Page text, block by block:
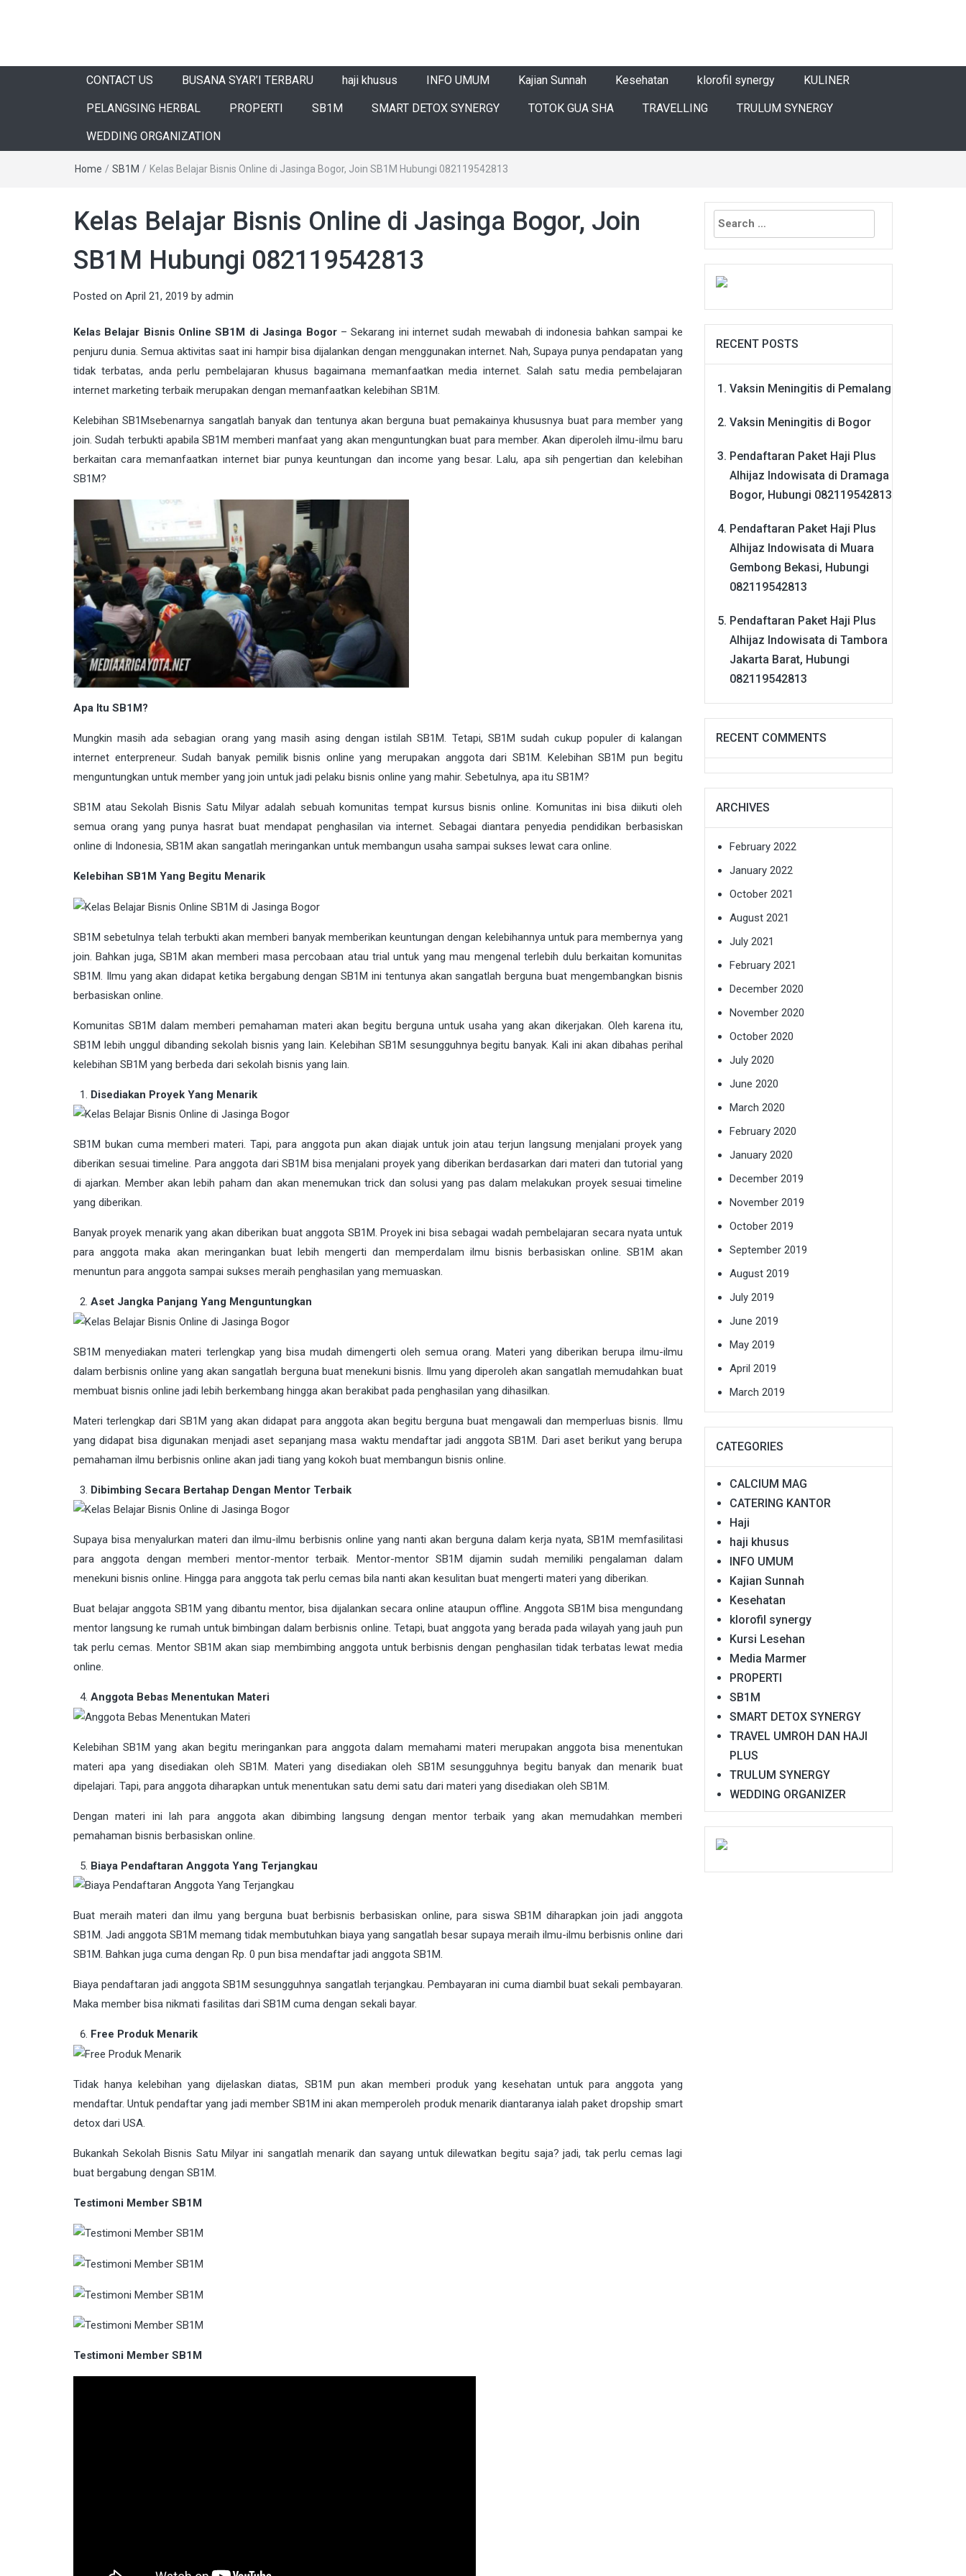
CONTACT US BUSANA SYAR’I TERBARU haji khusus INFO UMUM Kajian Sunnah Kesehatan klorofil synergy KULINER
PELANGSING HERBAL PROPERTI SB1M SMART DETOX SYNERGY TOTOK GUA SHA TRAVELLING TRULUM SYNERGY
WEDDING ORGANIZATION
Home / SB1M / Kelas Belajar Bisnis Online di Jasinga Bogor, Join SB1M Hubungi 082119542813
Kelas Belajar Bisnis Online di Jasinga Bogor, Join
SB1M Hubungi 082119542813
Posted on April 21, 2019 by admin
Kelas Belajar Bisnis Online SB1M di Jasinga Bogor– Sekarang ini internet sudah mewabah di indonesia bahkan sampai ke
penjuru dunia. Semua aktivitas saat ini hampir bisa dijalankan dengan menggunakaninternet . Nah, Supaya punya pendapatan yang
tidak terbatas, anda perlu pembelajaran khusus bagaimana memanfaatkan media internet. Salah satu media pembelajaran
internet marketing terbaik merupakan dengan memanfaatkan kelebihan SB1M
KelebihanSB1Msebenarnya sangatlah banyak dan tentunya akan berguna buat pemakainya khususnya buat para member yang
join. Sudah terbukti apabila SB1M memberi manfaat yang akan menguntungkan buat para member. Akan diperoleh ilmu-ilmu baru
berkaitan cara memanfaatkan internet biar punya keuntungan dan income yang besar. Lalu, apa sih pengertian dan kelebihan
SB1M?
Apa Itu SB1M?
Mungkin masih ada sebagian orang yang masih asing dengan istilah SB1M. Tetapi, SB1M sudah cukup populer di kalangan
internet enterpreneur. Sudah banyak pemilik bisnis online yang merupakan anggota dari SB1M. Kelebihan SB1M pun begitu
menguntungkan untuk member yang join untuk jadi pelaku bisnis online yang mahir. Sebetulnya, apa itu SB1M?
SB1M atau Sekolah Bisnis Satu Milyar adalah sebuah komunitas tempat kursus bisnis online. Komunitas ini bisa diikuti oleh
semua orang yang punya hasrat buat mendapat penghasilan via internet. Sebagai diantara penyedia pendidikan berbasiskan
online di Indonesia, SB1M akan sangatlah meringankan untuk membangun usaha sampai sukses lewat cara online.
Kelebihan SB1M Yang Begitu Menarik
SB1M sebetulnya telah terbukti akan memberi banyak memberikan keuntungan dengan kelebihannya untuk para membernya yang
join. Bahkan juga, SB1M akan memberi masa percobaan atau trial untuk yang mau mengenal terlebih dulu berkaitan komunitas
SB1M. Ilmu yang akan didapat ketika bergabung dengan SB1M ini tentunya akan sangatlah berguna buat mengembangkan bisnis
berbasiskan online.
Komunitas SB1M dalam memberi pemahaman materi akan begitu berguna untuk usaha yang akan dikerjakan. Oleh karena itu,
SB1M lebih unggul dibanding sekolah bisnis yang lain. Kelebihan SB1M sesungguhnya begitu banyak. Kali ini akan dibahas perihal
kelebihan SB1M yang berbeda dari sekolah bisnis yang lain.
Disediakan Proyek Yang Menarik
SB1M bukan cuma memberi materi. Tapi, para anggota pun akan diajak untuk join atau terjun langsung menjalani proyek yang
diberikan sesuai timeline. Para anggota dari SB1M bisa menjalani proyek yang diberikan berdasarkan dari materi dan tutorial yang
di ajarkan. Member akan lebih paham dan akan menemukan trick dan solusi yang pas dalam melakukan proyek sesuai timeline
yang diberikan.
Banyak proyek menarik yang akan diberikan buat anggota SB1M. Proyek ini bisa sebagai wadah pembelajaran secara nyata untuk
para anggota maka akan meringankan buat lebih mengerti dan memperdalam ilmu bisnis berbasiskan online. SB1M akan
menuntun para anggota sampai sukses meraih penghasilan yang memuaskan.
Aset Jangka Panjang Yang Menguntungkan
SB1M menyediakan materi terlengkap yang bisa mudah dimengerti oleh semua orang. Materi yang diberikan berupa ilmu-ilmu
dalam berbisnis online yang akan sangatlah berguna buat menekuni bisnis. Ilmu yang diperoleh akan sangatlah memudahkan buat
membuat bisnis online jadi lebih berkembang hingga akan berakibat pada penghasilan yang dihasilkan.
Materi terlengkap dari SB1M yang akan didapat para anggota akan begitu berguna buat mengawali dan memperluas bisnis. Ilmu
yang didapat bisa digunakan menjadi aset sepanjang masa waktu mendaftar jadi anggota SB1M. Dari aset berikut yang berupa
pemahaman ilmu berbisnis online akan jadi tiang yang kokoh buat membangun bisnis online.
Dibimbing Secara Bertahap Dengan Mentor Terbaik
Supaya bisa menyalurkan materi dan ilmu-ilmu berbisnis online yang nanti akan berguna dalam kerja nyata, SB1M memfasilitasi
para anggota dengan memberi mentor-mentor terbaik. Mentor-mentor SB1M dijamin sudah memiliki pengalaman dalam
menekuni bisnis online. Hingga para anggota tak perlu cemas bila nanti akan kesulitan buat mengerti materi yang diberikan.
Buat belajar anggota SB1M yang dibantu mentor, bisa dijalankan secara online ataupun offline. Anggota SB1M bisa mengundang
mentor langsung ke rumah untuk bimbingan dalam berbisnis online. Tetapi, buat anggota yang berada pada wilayah yang jauh pun
tak perlu cemas. Mentor SB1M akan siap membimbing anggota untuk berbisnis dengan penghasilan tidak terbatas lewat media
online.
Anggota Bebas Menentukan Materi
Kelebihan SB1M yang akan begitu meringankan para anggota dalam memahami materi merupakan anggota bisa menentukan
materi apa yang disediakan oleh SB1M. Materi yang disediakan oleh SB1M sesungguhnya begitu banyak dan menarik buat
dipelajari. Tapi, para anggota diharapkan untuk menentukan satu demi satu dari materi yang disediakan oleh SB1M.
Dengan materi ini lah para anggota akan dibimbing langsung dengan mentor terbaik yang akan memudahkan memberi
pemahaman bisnis berbasiskan online.
Biaya Pendaftaran Anggota Yang Terjangkau
Buat meraih materi dan ilmu yang berguna buat berbisnis berbasiskan online, para siswa SB1M diharapkan join jadi anggota
SB1M. Jadi anggota SB1M memang tidak membutuhkan biaya yang sangatlah besar supaya meraih ilmu-ilmu berbisnis online dari
SB1M. Bahkan juga cuma dengan Rp. 0 pun bisa mendaftar jadi anggota SB1M.
Biaya pendaftaran jadi anggota SB1M sesungguhnya sangatlah terjangkau. Pembayaran ini cuma diambil buat sekali pembayaran.
Maka member bisa nikmati fasilitas dari SB1M cuma dengan sekali bayar.
Free Produk Menarik
Tidak hanya kelebihan yang dijelaskan diatas, SB1M pun akan memberi produk yang kesehatan untuk para anggota yang
mendaftar. Untuk pendaftar yang jadi member SB1M ini akan memperoleh produk menarik diantaranya ialah paket dropship smart
detox dari USA.
Bukankah Sekolah Bisnis Satu Milyar ini sangatlah menarik dan sayang untuk dilewatkan begitu saja? jadi, tak perlu cemas lagi
buat bergabung dengan SB1M.
Testimoni Member SB1M
Testimoni Member SB1M
Search
for:
RECENT POSTS
Vaksin Meningitis di Pemalang
Vaksin Meningitis di Bogor
Pendaftaran Paket Haji Plus
Alhijaz Indowisata di Dramaga
Bogor, Hubungi 082119542813
Pendaftaran Paket Haji Plus
Alhijaz Indowisata di Muara
Gembong Bekasi, Hubungi
082119542813
Pendaftaran Paket Haji Plus
Alhijaz Indowisata di Tambora
Jakarta Barat, Hubungi
082119542813
RECENT COMMENTS
ARCHIVES
February 2022
January 2022
October 2021
August 2021
July 2021
February 2021
December 2020
November 2020
October 2020
July 2020
June 2020
March 2020
February 2020
January 2020
December 2019
November 2019
October 2019
September 2019
August 2019
July 2019
June 2019
May 2019
April 2019
March 2019
CATEGORIES
CALCIUM MAG
CATERING KANTOR
Haji
haji khusus
INFO UMUM
Kajian Sunnah
Kesehatan
klorofil synergy
Kursi Lesehan
Media Marmer
PROPERTI
SB1M
SMART DETOX SYNERGY
TRAVEL UMROH DAN HAJI
PLUS
TRULUM SYNERGY
WEDDING ORGANIZER